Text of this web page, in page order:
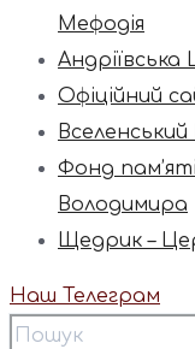
Мефодія
Андріївська
Офіційний
Фонд
Володимира
Щедрик –
Наш Телеграм